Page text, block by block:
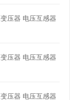
压器 电压互感器
压器 电压互感器
压器 电压互感器